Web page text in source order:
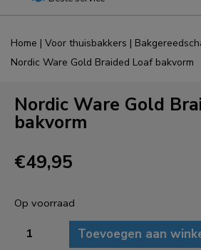
Home | Voor thuisbakkers |
Nordic Ware Gold Braided Loaf bakvorm
Nordic Ware Gold
bakvorm
€49,95
Op voorraad
Ware
Toevoegen aan